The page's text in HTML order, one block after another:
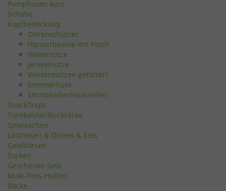
Pumphosen kurz
Schuhe
Kopfbedeckung
Ohrenschützer
Hipsterbeanie mit Patch
Häkelmütze
Jerseymütze
Wintermützen gefüttert
Sommerhüte
Stirnbänder/Haarreifen
SnackTraps
Turnbeutel/Rucksäcke
Spielsachen
Latzhosen & Oncies & Sets
Geldbörsen
Socken
Geschenke-Sets
Muki-Pass-Hüllen
Röcke